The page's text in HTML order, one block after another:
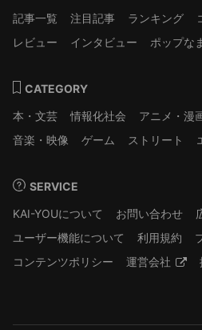
記事一覧
注目記事 ランキング
レビュー
インタビュー ポップな
CATEGORY
本・文芸
情報化社会 アニメ・漫
音楽・映像
ゲーム ストリート
SERVICE
KAI-YOUについて
お問い合わせ
ユーザー機能について
利用規約
コンテンツポリシー
運営会社